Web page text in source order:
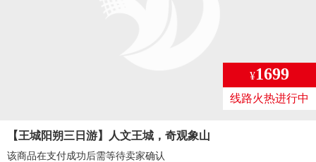
¥1699
线路火热进行中
【王城阳朔三日游】人文王城，奇观象山
该商品在支付成功后需等待卖家确认